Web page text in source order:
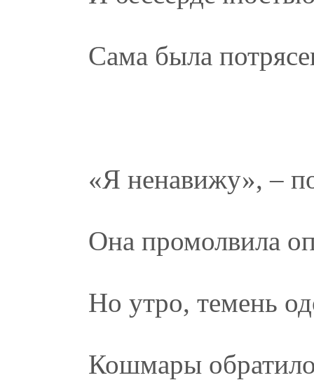
Сама была
«Я ненавижу», –
Она промолвила
Но утро, темень
Кошмары